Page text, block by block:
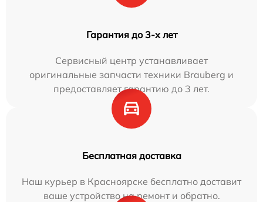
Гарантия до 3-х лет
Сервисный центр устанавливает
оригинальные запчасти техники Brauberg и
предоставляет гарантию до 3 лет.
Бесплатная доставка
Наш курьер в Красноярске бесплатно доставит
ваше устройство на ремонт и обратно.